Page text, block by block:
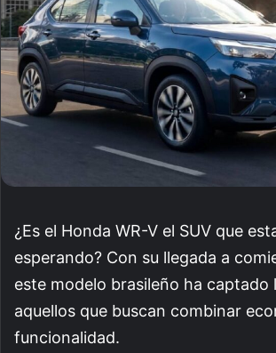
¿Es el Honda WR-V el SUV que
esperando? Con su llegada a
este modelo brasileño ha captado
aquellos que buscan combinar
funcionalidad.